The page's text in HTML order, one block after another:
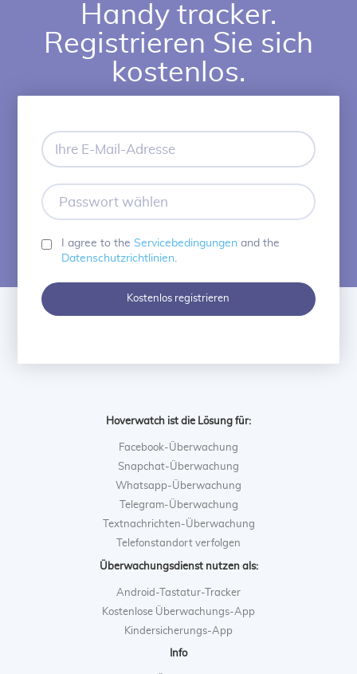
Handy tracker.
Registrieren Sie sich
kostenlos.
Adresse
I agree to the Servicebedingungenand the
Datenschutzrichtlinien.
Kostenlos registrieren
Hoverwatch ist die Lösung für:
Facebook-Überwachung
Snapchat-Überwachung
Whatsapp-Überwachung
Telegram-Überwachung
Textnachrichten-Überwachung
Telefonstandort verfolgen
Überwachungsdienst nutzen als:
Android-Tastatur-Tracker
Kostenlose Überwachungs-App
Kindersicherungs-App
Info